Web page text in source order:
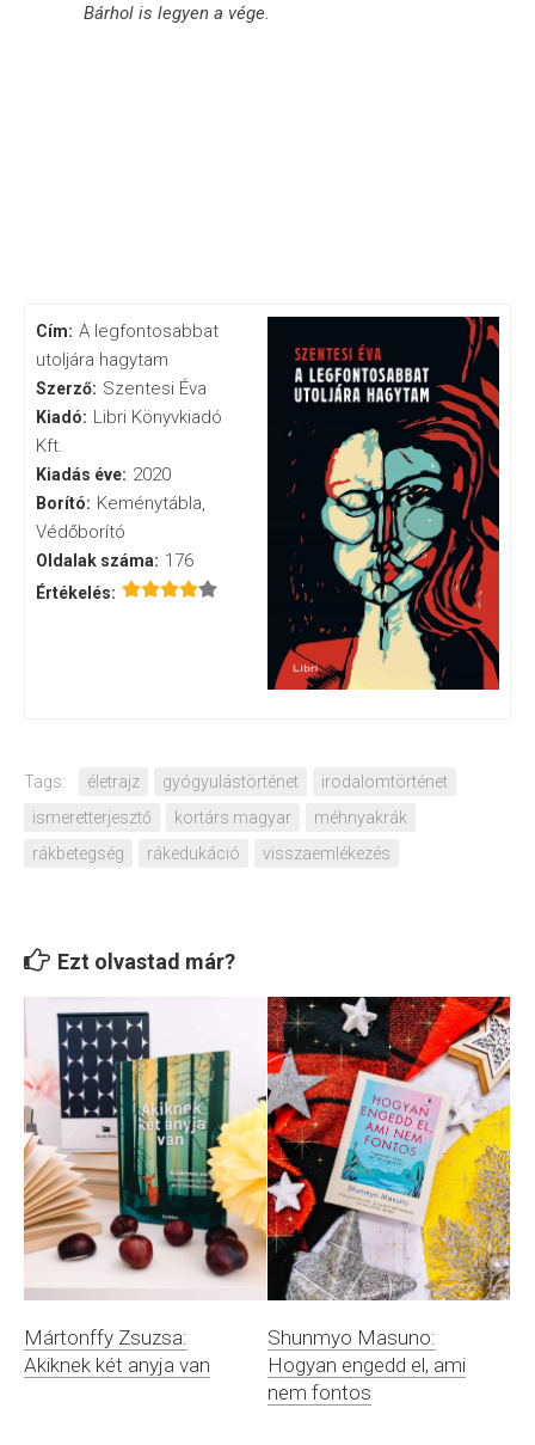
Bárhol is legyen a vége.
Cím: A legfontosabbat
utoljára hagytam
Szerző: Szentesi Éva
Kiadó: Libri Könyvkiadó
Kft.
Kiadás éve: 2020
Borító: Keménytábla,
Védőborító
Oldalak száma: 176
Értékelés:
Tags: életrajz gyógyulástörténet
irodalomtörténet
ismeretterjesztő
kortárs magyar
méhnyakrák
rákbetegség
rákedukáció visszaemlékezés
Ezt olvastad már?
Mártonffy Zsuzsa:
Akiknek két anyja van
Shunmyo Masuno:
Hogyan engedd el, ami
nem fontos